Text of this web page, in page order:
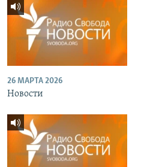
26 МАРТА 2026
Новости